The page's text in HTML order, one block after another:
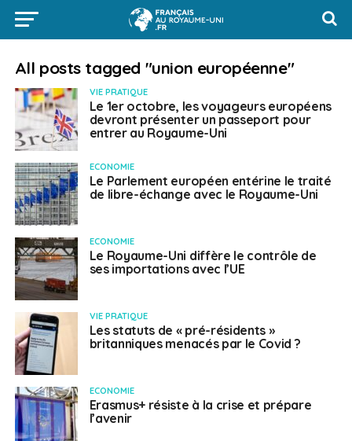
All posts tagged "union européenne"
VIE PRATIQUE
Le 1er octobre, les voyageurs européens
devront présenter un passeport pour
entrer au Royaume-Uni
ECONOMIE
Le Parlement européen entérine le traité
de libre-échange avec le Royaume-Uni
ECONOMIE
Le Royaume-Uni diffère le contrôle de
ses importations avec l’UE
VIE PRATIQUE
Les statuts de « pré-résidents »
britanniques menacés par le Covid ?
ECONOMIE
Erasmus+ résiste à la crise et prépare
l’avenir